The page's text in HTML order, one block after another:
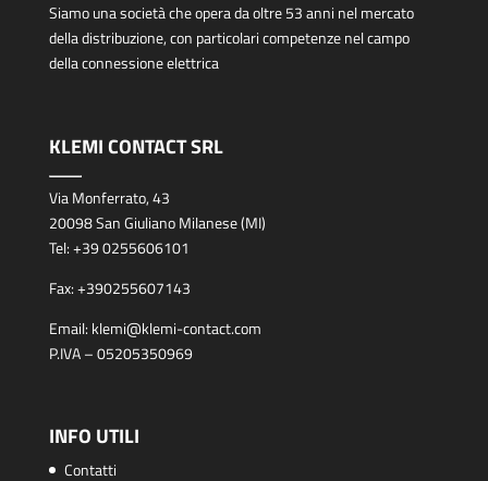
Siamo una società che opera da oltre 53 anni nel mercato
della distribuzione, con particolari competenze nel campo
della connessione elettrica
KLEMI CONTACT SRL
Via Monferrato, 43
20098 San Giuliano Milanese (MI)
Tel:+39 0255606101
Fax:+390255607143
Email: klemi@klemi-contact.com
P.IVA – 05205350969
INFO UTILI
Contatti